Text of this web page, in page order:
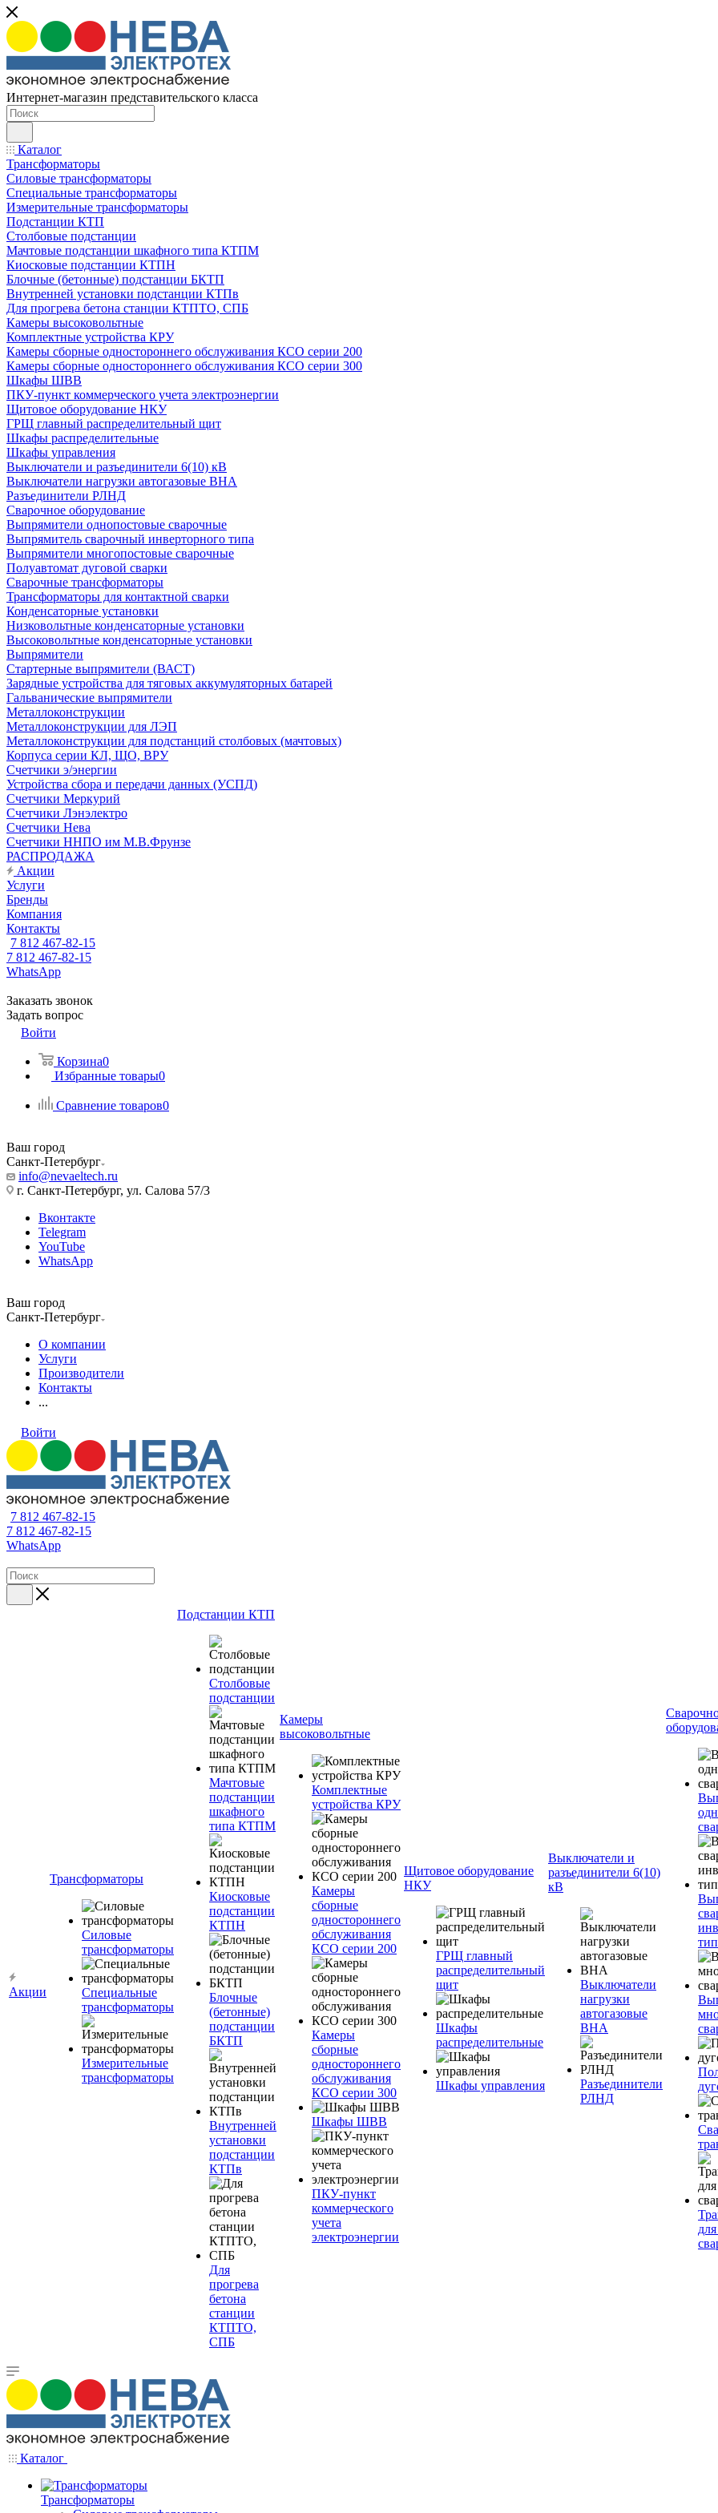
Интернет-магазин представительского класса
Каталог
Трансформаторы
Силовые трансформаторы
Специальные трансформаторы
Измерительные трансформаторы
Подстанции КТП
Столбовые подстанции
Мачтовые подстанции шкафного типа КТПМ
Киосковые подстанции КТПН
Блочные (бетонные) подстанции БКТП
Внутренней установки подстанции КТПв
Для прогрева бетона станции КТПТО, СПБ
Камеры высоковольтные
Комплектные устройства КРУ
Камеры сборные одностороннего обслуживания КСО серии 200
Камеры сборные одностороннего обслуживания КСО серии 300
Шкафы ШВВ
ПКУ-пункт коммерческого учета электроэнергии
Щитовое оборудование НКУ
ГРЩ главный распределительный щит
Шкафы распределительные
Шкафы управления
Выключатели и разъединители 6(10) кВ
Выключатели нагрузки автогазовые ВНА
Разъединители РЛНД
Сварочное оборудование
Выпрямители однопостовые сварочные
Выпрямитель сварочный инверторного типа
Выпрямители многопостовые сварочные
Полуавтомат дуговой сварки
Сварочные трансформаторы
Трансформаторы для контактной сварки
Конденсаторные установки
Низковольтные конденсаторные установки
Высоковольтные конденсаторные установки
Выпрямители
Стартерные выпрямители (ВАСТ)
Зарядные устройства для тяговых аккумуляторных батарей
Гальванические выпрямители
Металлоконструкции
Металлоконструкции для ЛЭП
Металлоконструкции для подстанций столбовых (мачтовых)
Корпуса серии КЛ, ЩО, ВРУ
Счетчики э/энергии
Устройства сбора и передачи данных (УСПД)
Счетчики Меркурий
Счетчики Лэнэлектро
Счетчики Нева
Счетчики ННПО им М.В.Фрунзе
РАСПРОДАЖА
Акции
Услуги
Бренды
Компания
Контакты
7 812 467-82-15
7 812 467-82-15
WhatsApp
Заказать звонок
Задать вопрос
Войти
Корзина0
Избранные товары0
Сравнение товаров0
Ваш город
Санкт-Петербург
info@nevaeltech.ru
г. Санкт-Петербург, ул. Салова 57/3
Вконтакте
Telegram
YouTube
WhatsApp
Ваш город
Санкт-Петербург
О компании
Услуги
Производители
Контакты
...
Войти
7 812 467-82-15
7 812 467-82-15
WhatsApp
Акции
Трансформаторы
Силовые
трансформаторы
Специальные
трансформаторы
Измерительные
трансформаторы
Подстанции КТП
Столбовые
подстанции
Мачтовые
подстанции
шкафного
типа КТПМ
Киосковые
подстанции
КТПН
Блочные
(бетонные)
подстанции
БКТП
Внутренней
установки
подстанции
КТПв
Для
прогрева
бетона
станции
КТПТО,
СПБ
Камеры
высоковольтные
Комплектные
устройства КРУ
Камеры
сборные
одностороннего
обслуживания
КСО серии 200
Камеры
сборные
одностороннего
обслуживания
КСО серии 300
Шкафы ШВВ
ПКУ-пункт
коммерческого
учета
электроэнергии
Щитовое оборудование
НКУ
ГРЩ главный
распределительный
щит
Шкафы
распределительные
Шкафы управления
Выключатели и
разъединители 6(10)
кВ
Выключатели
нагрузки
автогазовые
ВНА
Разъединители
РЛНД
Каталог
Трансформаторы